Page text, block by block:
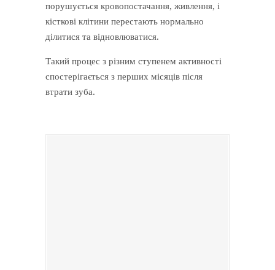
порушується кровопостачання, живлення, і
кісткові клітини перестають нормально
ділитися та відновлюватися.
Такий процес з різним ступенем активності
спостерігається з перших місяців після
втрати зуба.